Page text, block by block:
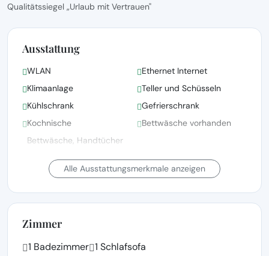
Qualitätssiegel „Urlaub mit Vertrauen"
Ausstattung
WLAN
Ethernet Internet
Klimaanlage
Teller und Schüsseln
Kühlschrank
Gefrierschrank
Kochnische
Bettwäsche vorhanden
Bettwäsche, Handtücher
Richtlinien der örtlichen
Behörden gewaschen
Fernsehen
Satellitenfernsehen Terrasse
Alle Ausstattungsmerkmale anzeigen
Zimmer
1 Badezimmer 1 Schlafsofa